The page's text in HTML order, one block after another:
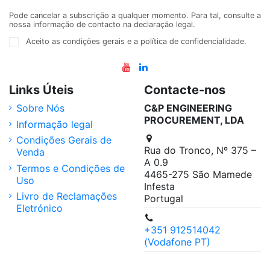
Pode cancelar a subscrição a qualquer momento. Para tal, consulte a
nossa informação de contacto na declaração legal.
Aceito as condições gerais e a política de confidencialidade.
Links Úteis
Sobre Nós
Informação legal
Condições Gerais de
Venda
Termos e Condições de
Uso
Livro de Reclamações
Eletrónico
Contacte-nos
C&P ENGINEERING
PROCUREMENT, LDA
Rua do Tronco, Nº 375 –
A 0.9
4465-275 São Mamede
Infesta
Portugal
+351 912514042
(Vodafone PT)